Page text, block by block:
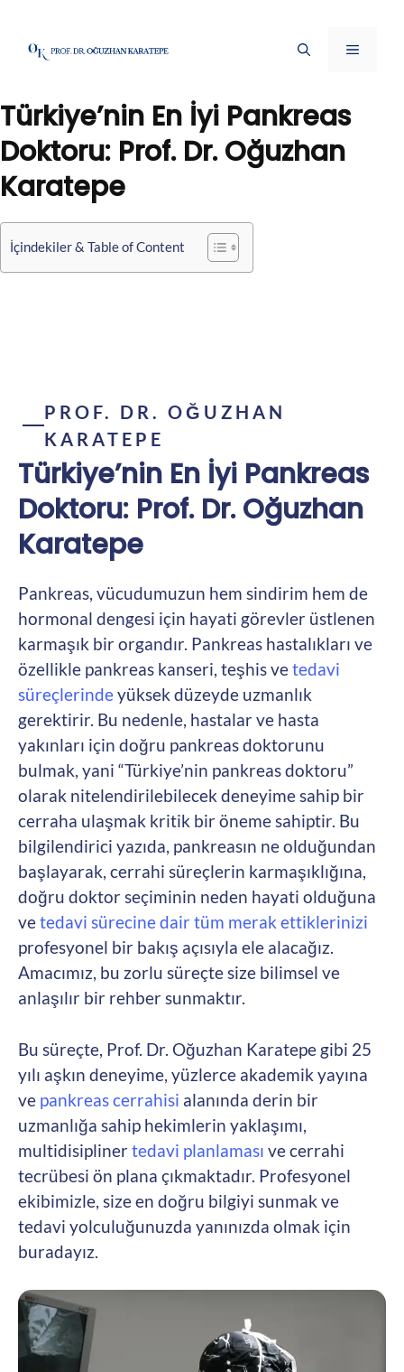
Menü
Türkiye’nin En İyi Pankreas
Doktoru: Prof. Dr. Oğuzhan
Karatepe
İçindekiler & Table of Content
PROF. DR. OĞUZHAN
KARATEPE
Türkiye’nin En İyi Pankreas
Doktoru: Prof. Dr. Oğuzhan
Karatepe
Pankreas, vücudumuzun hem sindirim hem de
hormonal dengesi için hayati görevler üstlenen
karmaşık bir organdır. Pankreas hastalıkları ve
özellikle pankreas kanseri, teşhis vetedavi
süreçlerindeyüksek düzeyde uzmanlık
gerektirir. Bu nedenle, hastalar ve hasta
yakınları için doğru pankreas doktorunu
bulmak, yani “Türkiye’nin pankreas doktoru”
olarak nitelendirilebilecek deneyime sahip bir
cerraha ulaşmak kritik bir öneme sahiptir. Bu
bilgilendirici yazıda, pankreasın ne olduğundan
başlayarak, cerrahi süreçlerin karmaşıklığına,
doğru doktor seçiminin neden hayati olduğuna
vetedavi sürecine dair tüm merak ettiklerinizi
profesyonel bir bakış açısıyla ele alacağız.
Amacımız, bu zorlu süreçte size bilimsel ve
anlaşılır bir rehber sunmaktır.
Bu süreçte, Prof. Dr. Oğuzhan Karatepe gibi 25
yılı aşkın deneyime, yüzlerce akademik yayına
ve pankreas cerrahisi alanında derin bir
uzmanlığa sahip hekimlerin yaklaşımı,
multidisiplinertedavi planlaması ve cerrahi
tecrübesi ön plana çıkmaktadır. Profesyonel
ekibimizle, size en doğru bilgiyi sunmak ve
tedavi yolculuğunuzda yanınızda olmak için
buradayız.